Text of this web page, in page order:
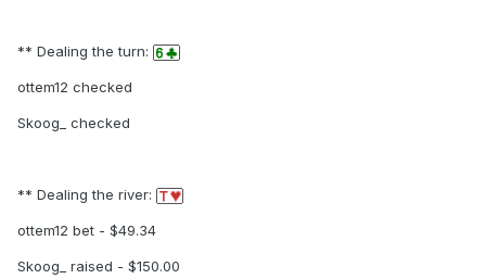
** Dealing the turn:
ottem12 checked
Skoog_ checked
** Dealing the river:
ottem12 bet - $49.34
Skoog_ raised - $150.00